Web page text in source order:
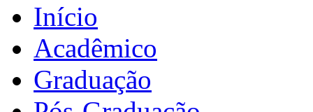
Início
Acadêmico
Graduação